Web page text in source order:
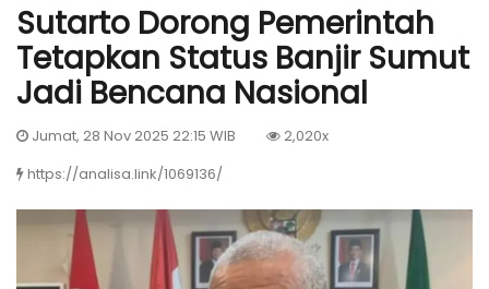
Sutarto Dorong Pemerintah
Tetapkan Status Banjir Sumut
Jadi Bencana Nasional
Jumat, 28 Nov 2025 22:15 WIB
2,020x
https://analisa.link/1069136/